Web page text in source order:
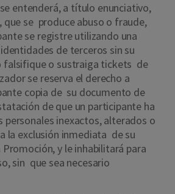
entenderá, a título enunciativo,
se produce abuso o fraude,
se registre utilizando una
de terceros sin su
falsifique o sustraiga tickets de
se reserva el derecho a
copia de su documento de
de que un participante ha
inexactos, alterados o
la exclusión inmediata de su
y le inhabilitará para
sin que sea necesario